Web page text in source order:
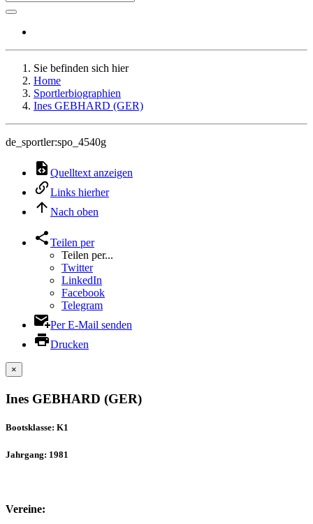
Sie befinden sich hier
Home
Sportlerbiographien
Ines GEBHARD (GER)
de_sportler:spo_4540g
Quelltext anzeigen
Links hierher
Nach oben
Teilen per
Teilen per...
Twitter
LinkedIn
Facebook
Telegram
Per E-Mail senden
Drucken
×
Ines GEBHARD (GER)
Bootsklasse: K1
Jahrgang: 1981
Vereine: